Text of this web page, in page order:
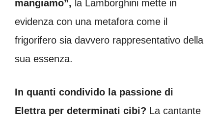
mangiamo”, la Lamborghini mette in
evidenza con una metafora come il
frigorifero sia davvero rappresentativo della
sua essenza.
In quanti condivido la passione di
Elettra per determinati cibi? La cantante